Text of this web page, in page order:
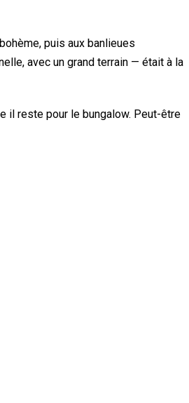
puis aux banlieues
avec un grand terrain — était à la
il reste pour le bungalow. Peut-être